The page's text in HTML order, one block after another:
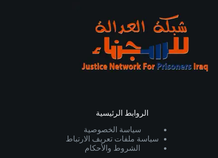
الروابط الرئيسية
سياسة الخصوصية
سياسة ملفات تعريف الارتباط
الشروط والأحكام